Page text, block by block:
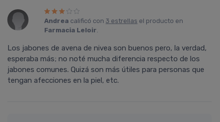
Andrea calificó con 3 estrellas el producto en
Farmacia Leloir.
Los jabones de avena de nivea son buenos pero, la verdad,
esperaba más; no noté mucha diferencia respecto de los
jabones comunes. Quizá son más útiles para personas que
tengan afecciones en la piel, etc.